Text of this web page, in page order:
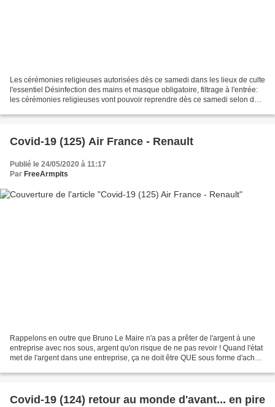
Les cérémonies religieuses autorisées dès ce samedi dans les lieux de culte
l'essentiel Désinfection des mains et masque obligatoire, filtrage à l'entrée:
les cérémonies religieuses vont pouvoir reprendre dès ce samedi selon des
Covid-19 (125) Air France - Renault
Publié le 24/05/2020 à 11:17
Par FreeArmpits
Rappelons en outre que Bruno Le Maire n'a pas a prêter de l'argent à une
entreprise avec nos sous, argent qu'on risque de ne pas revoir ! Quand l'état
met de l'argent dans une entreprise, ça ne doit être QUE sous forme d'achat
Covid-19 (124) retour au monde d'avant... en pire